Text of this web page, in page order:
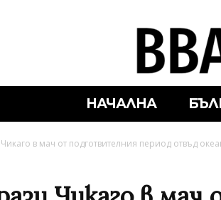
НАЧАЛНА
в мач от подготвителния период отвъд